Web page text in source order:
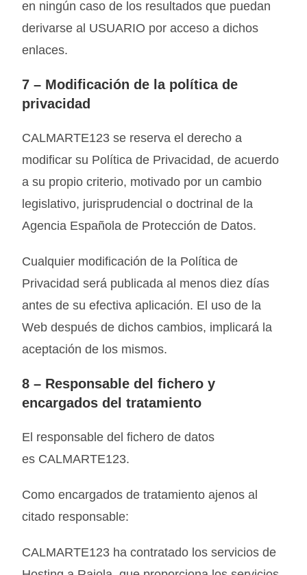
en ningún caso de los resultados que puedan
derivarse al USUARIO por acceso a dichos
enlaces.
7 – Modificación de la política de
privacidad
CALMARTE123 se reserva el derecho a
modificar su Política de Privacidad, de acuerdo
a su propio criterio, motivado por un cambio
legislativo, jurisprudencial o doctrinal de la
Agencia Española de Protección de Datos.
Cualquier modificación de la Política de
Privacidad será publicada al menos diez días
antes de su efectiva aplicación. El uso de la
Web después de dichos cambios, implicará la
aceptación de los mismos.
8 – Responsable del fichero y
encargados del tratamiento
El responsable del fichero de datos
es CALMARTE123.
Como encargados de tratamiento ajenos al
citado responsable:
CALMARTE123 ha contratado los servicios de